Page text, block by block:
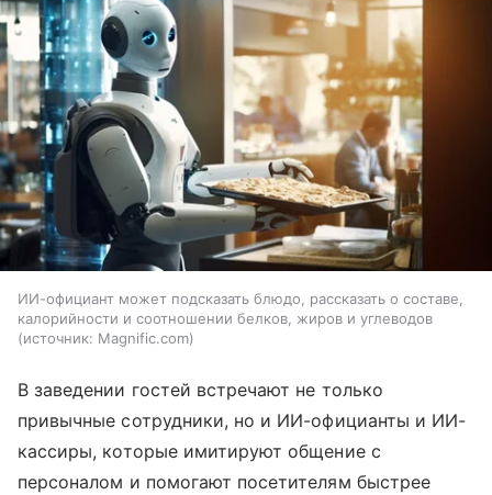
ИИ-официант может подсказать блюдо, рассказать о составе,
калорийности и соотношении белков, жиров и углеводов
источник: Magnific.com
В заведении гостей встречают не только
привычные сотрудники, но и ИИ-официанты и ИИ-
кассиры, которые имитируют общение с
персоналом и помогают посетителям быстрее